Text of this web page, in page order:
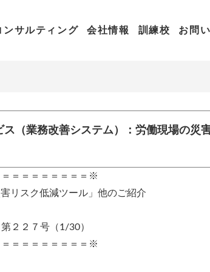
ンサルティング 会社情報 訓練校 お問
（業務改善システム）：労働現場の災
＝＝＝＝＝＝＝＝※
リスク低減ツール」他のご紹介
30）
＝＝＝＝＝＝＝＝※